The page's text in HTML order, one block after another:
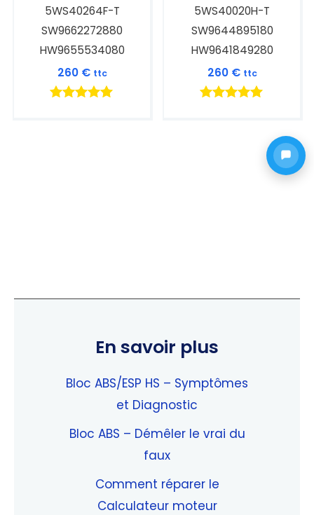
5WS40264F-T
SW9662272880
HW9655534080
260 € ttc
5WS40020H-T
SW9644895180
HW9641849280
260 € ttc
En savoir plus
Bloc ABS/ESP HS – Symptômes
et Diagnostic
Bloc ABS – Démêler le vrai du
faux
Comment réparer le
Calculateur moteur